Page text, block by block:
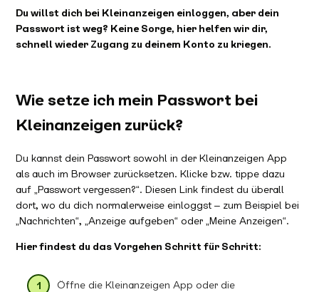
Du willst dich bei Kleinanzeigen einloggen, aber dein
Passwort ist weg? Keine Sorge, hier helfen wir dir,
schnell wieder Zugang zu deinem Konto zu kriegen.
Wie setze ich mein Passwort bei
Kleinanzeigen zurück?
Du kannst dein Passwort sowohl in der Kleinanzeigen App
als auch im Browser zurücksetzen. Klicke bzw. tippe dazu
auf „Passwort vergessen?“. Diesen Link findest du überall
dort, wo du dich normalerweise einloggst – zum Beispiel bei
„Nachrichten“, „Anzeige aufgeben“ oder „Meine Anzeigen“.
Hier findest du das Vorgehen Schritt für Schritt:
Öffne die Kleinanzeigen App oder die